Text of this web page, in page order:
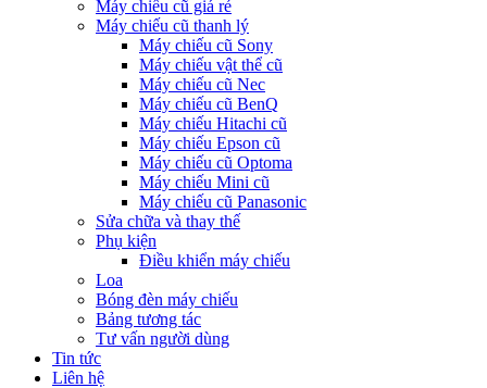
Máy chiếu cũ giá rẻ
Máy chiếu cũ thanh lý
Máy chiếu cũ Sony
Máy chiếu vật thể cũ
Máy chiếu cũ Nec
Máy chiếu cũ BenQ
Máy chiếu Hitachi cũ
Máy chiếu Epson cũ
Máy chiếu cũ Optoma
Máy chiếu Mini cũ
Máy chiếu cũ Panasonic
Sửa chữa và thay thế
Phụ kiện
Điều khiển máy chiếu
Loa
Bóng đèn máy chiếu
Bảng tương tác
Tư vấn người dùng
Tin tức
Liên hệ